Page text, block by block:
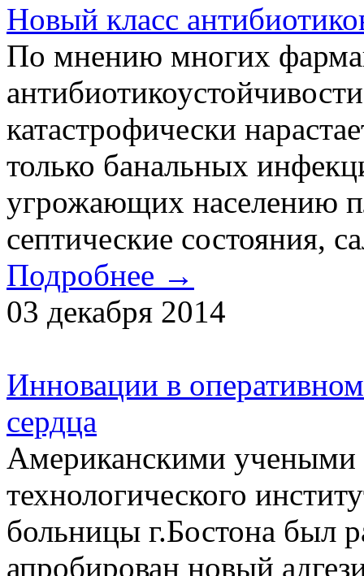
Новый класс
По мнению многих
катастрофически
только банальных
угрожающих населению
септические состояния,
Подробнее →
03 декабря 2014
Инновации в
сердца
Американскими учеными
технологического
больницы г.Бостона был
апробирован новый